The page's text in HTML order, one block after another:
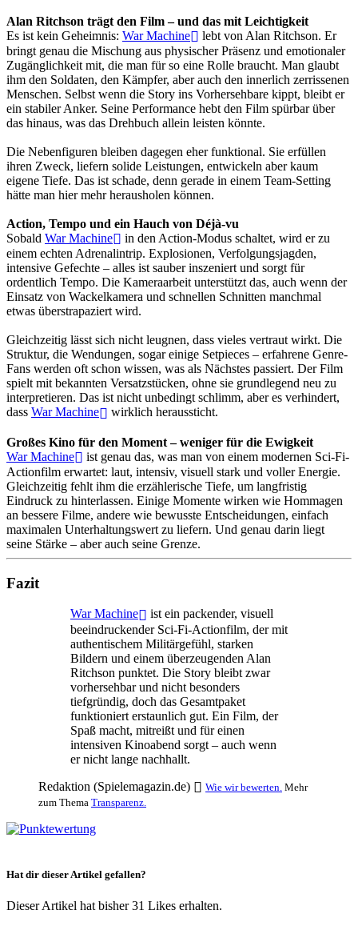
Alan Ritchson trägt den Film – und das mit Leichtigkeit
Es ist kein Geheimnis: War Machine
lebt von Alan Ritchson. Er
bringt genau die Mischung aus physischer Präsenz und emotionaler
Zugänglichkeit mit, die man für so eine Rolle braucht. Man glaubt
ihm den Soldaten, den Kämpfer, aber auch den innerlich zerrissenen
Menschen. Selbst wenn die Story ins Vorhersehbare kippt, bleibt er
ein stabiler Anker. Seine Performance hebt den Film spürbar über
das hinaus, was das Drehbuch allein leisten könnte.
Die Nebenfiguren bleiben dagegen eher funktional. Sie erfüllen
ihren Zweck, liefern solide Leistungen, entwickeln aber kaum
eigene Tiefe. Das ist schade, denn gerade in einem Team-Setting
hätte man hier mehr herausholen können.
Action, Tempo und ein Hauch von Déjà-vu
Sobald War Machine
in den Action-Modus schaltet, wird er zu
einem echten Adrenalintrip. Explosionen, Verfolgungsjagden,
intensive Gefechte – alles ist sauber inszeniert und sorgt für
ordentlich Tempo. Die Kameraarbeit unterstützt das, auch wenn der
Einsatz von Wackelkamera und schnellen Schnitten manchmal
etwas überstrapaziert wird.
Gleichzeitig lässt sich nicht leugnen, dass vieles vertraut wirkt. Die
Struktur, die Wendungen, sogar einige Setpieces – erfahrene Genre-
Fans werden oft schon wissen, was als Nächstes passiert. Der Film
spielt mit bekannten Versatzstücken, ohne sie grundlegend neu zu
interpretieren. Das ist nicht unbedingt schlimm, aber es verhindert,
dass War Machine wirklich heraussticht.
Großes Kino für den Moment – weniger für die Ewigkeit
War Machine
ist genau das, was man von einem modernen Sci-Fi-
Actionfilm erwartet: laut, intensiv, visuell stark und voller Energie.
Gleichzeitig fehlt ihm die erzählerische Tiefe, um langfristig
Eindruck zu hinterlassen. Einige Momente wirken wie Hommagen
an bessere Filme, andere wie bewusste Entscheidungen, einfach
maximalen Unterhaltungswert zu liefern. Und genau darin liegt
seine Stärke – aber auch seine Grenze.
Fazit
War Machine
ist ein packender, visuell
beeindruckender Sci-Fi-Actionfilm, der mit
authentischem Militärgefühl, starken
Bildern und einem überzeugenden Alan
Ritchson punktet. Die Story bleibt zwar
vorhersehbar und nicht besonders
tiefgründig, doch das Gesamtpaket
funktioniert erstaunlich gut. Ein Film, der
Spaß macht, mitreißt und für einen
intensiven Kinoabend sorgt – auch wenn
er nicht lange nachhallt.
Redaktion (Spielemagazin.de)
Wie wir bewerten. Mehr
zum Thema Transparenz.
Hat dir dieser Artikel gefallen?
Dieser Artikel hat bisher 31 Likes erhalten.